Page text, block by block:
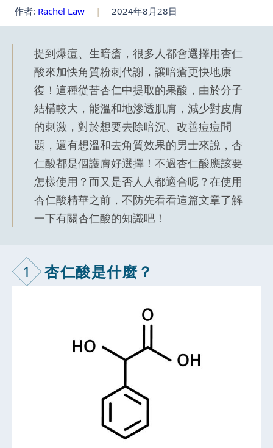
作者: Rachel Law | 2024年8月28日
提到爆痘、生暗瘡，很多人都會選擇用杏仁
酸來加快角質粉刺代謝，讓暗瘡更快地康
復！這種從苦杏仁中提取的果酸，由於分子
結構較大，能溫和地滲透肌膚，減少對皮膚
的刺激，對於想要去除暗沉、改善痘痘問
題，還有想溫和去角質效果的男士來說，杏
仁酸都是個護膚好選擇！不過杏仁酸應該要
怎樣使用？而又是否人人都適合呢？在使用
杏仁酸精華之前，不防先看看這篇文章了解
一下有關杏仁酸的知識吧！
1 杏仁酸是什麼？